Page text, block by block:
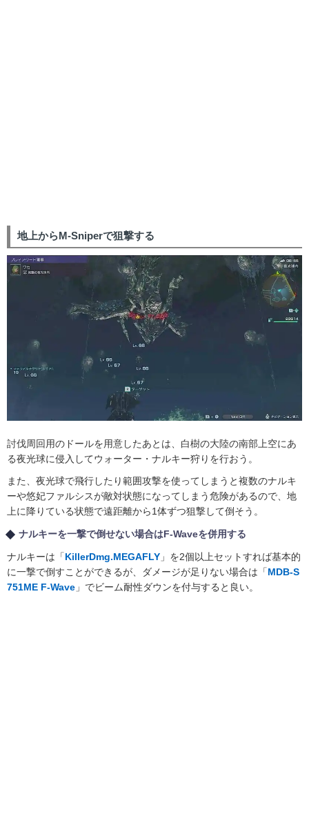
地上からM-Sniperで狙撃する
討伐周回用のドールを用意したあとは、白樹の大陸の南部上空にあ
る夜光球に侵入してウォーター・ナルキー狩りを行おう。
また、夜光球で飛行したり範囲攻撃を使ってしまうと複数のナルキ
ーや悠妃ファルシスが敵対状態になってしまう危険があるので、地
上に降りている状態で遠距離から1体ずつ狙撃して倒そう。
ナルキーを一撃で倒せない場合はF-Waveを併用する
ナルキーは「KillerDmg.MEGAFLY 」を2個以上セットすれば基本的
に一撃で倒すことができるが、ダメージが足りない場合は「MDB-S
751ME F-Wave 」でビーム耐性ダウンを付与すると良い。